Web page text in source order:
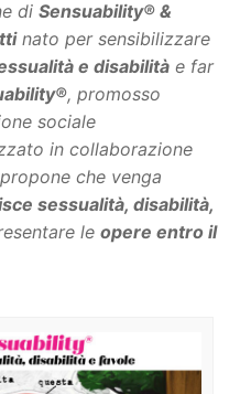
di Sensuability® &
nato per sensibilizzare
e disabilità e far
, promosso
sociale
in collaborazione
che venga
sessualità, disabilità,
le opere entro il